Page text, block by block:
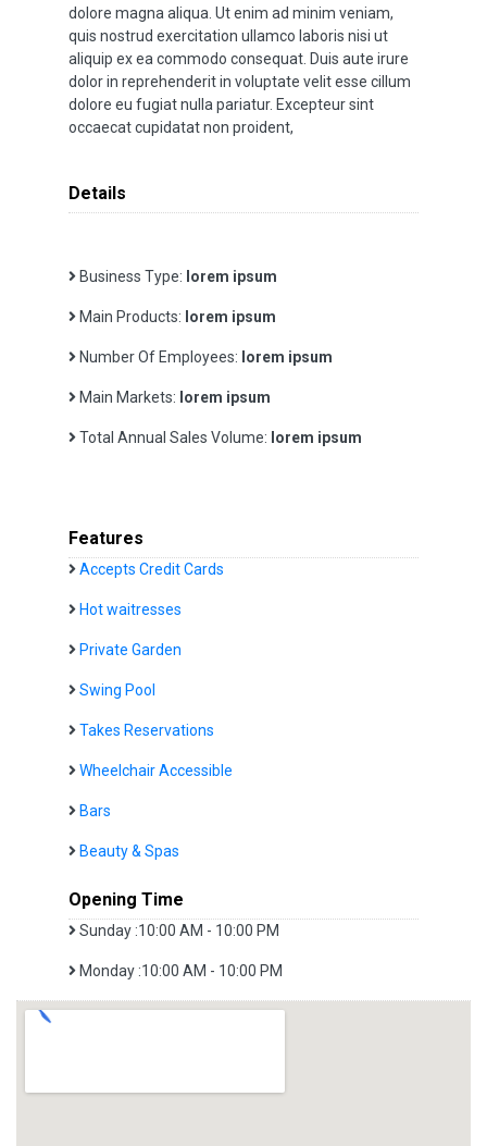
dolore magna aliqua. Ut enim ad minim veniam,
quis nostrud exercitation ullamco laboris nisi ut
aliquip ex ea commodo consequat. Duis aute irure
dolor in reprehenderit in voluptate velit esse cillum
dolore eu fugiat nulla pariatur. Excepteur sint
occaecat cupidatat non proident,
Details
Business Type: lorem ipsum
Main Products: lorem ipsum
Number Of Employees: lorem ipsum
Main Markets: lorem ipsum
Total Annual Sales Volume: lorem ipsum
Features
Accepts Credit Cards
Hot waitresses
Private Garden
Swing Pool
Takes Reservations
Wheelchair Accessible
Bars
Beauty & Spas
Opening Time
Sunday :10:00 AM - 10:00 PM
Monday :10:00 AM - 10:00 PM